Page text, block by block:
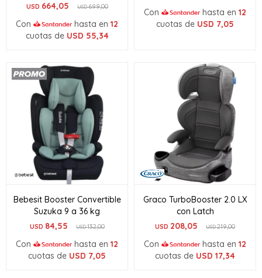
USD 664,05 USD699,00
Con hasta en 12
cuotas de USD 55,34
Con hasta en 12
cuotas de USD 7,05
Bebesit Booster Convertible
Suzuka 9 a 36 kg
USD 84,55 USD132,00
Con hasta en 12
cuotas de USD 7,05
Graco TurboBooster 2.0 LX
con Latch
USD 208,05 USD219,00
Con hasta en 12
cuotas de USD 17,34